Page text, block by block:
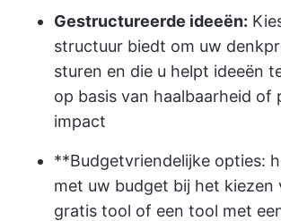
Gestructureerde ideeën:
structuur biedt om uw
sturen en die u helpt ideeën
op basis van haalbaarheid of
impact
**Budgetvriendelijke opties:
met uw budget bij het kiezen
gratis tool of een tool met